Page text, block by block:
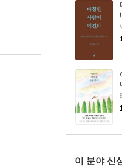
이 분야 신